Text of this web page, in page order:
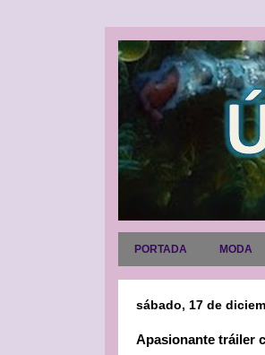
PORTADA MODA
sábado, 17 de
Apasionante tráiler